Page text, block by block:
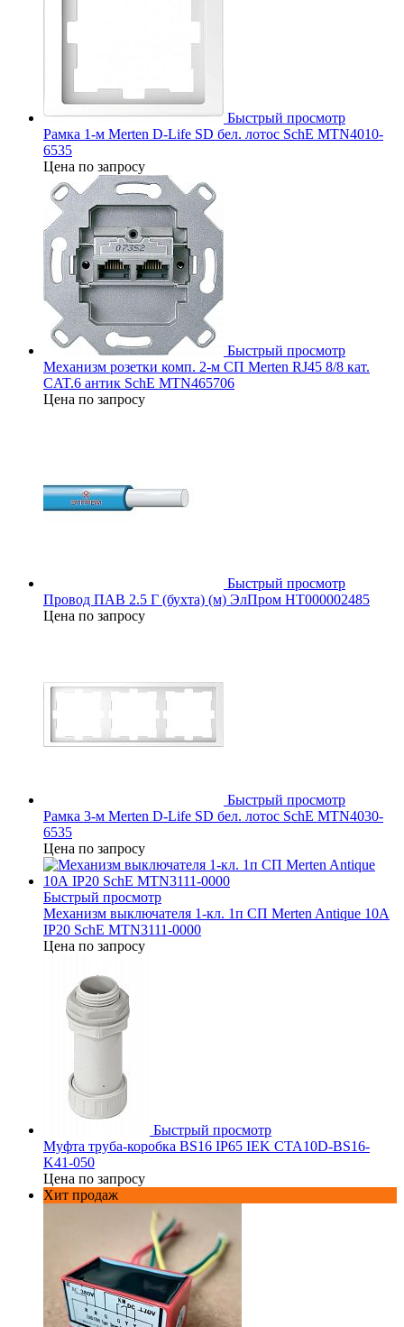
Быстрый просмотр
Рамка 1-м Merten D-Life SD бел. лотос SchE MTN4010-
6535
Цена по запросу
Быстрый просмотр
Механизм розетки комп. 2-м СП Merten RJ45 8/8 кат.
CAT.6 антик SchE MTN465706
Цена по запросу
Быстрый просмотр
Провод ПАВ 2.5 Г (бухта) (м) ЭлПром НТ000002485
Цена по запросу
Быстрый просмотр
Рамка 3-м Merten D-Life SD бел. лотос SchE MTN4030-
6535
Цена по запросу
Быстрый просмотр
Механизм выключателя 1-кл. 1п СП Merten Antique 10А
IP20 SchE MTN3111-0000
Цена по запросу
Быстрый просмотр
Муфта труба-коробка BS16 IP65 IEK CTA10D-BS16-
K41-050
Цена по запросу
Хит продаж